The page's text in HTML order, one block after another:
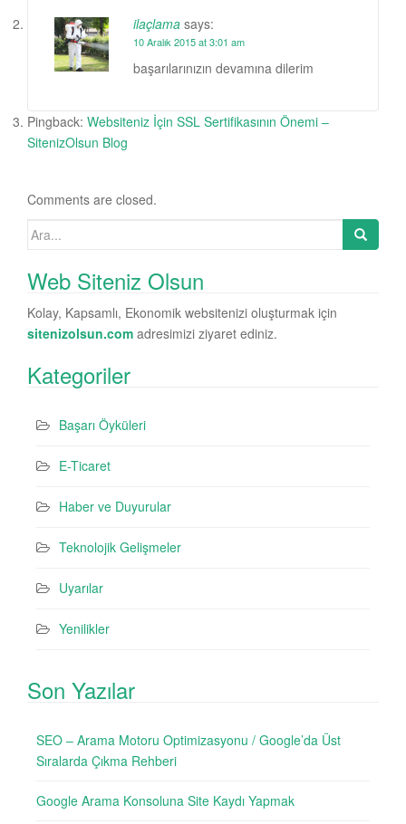
ilaçlama says:
10 Aralık 2015 at 3:01 am
başarılarınızın devamına dilerim
Pingback: Websiteniz İçin SSL Sertifikasının Önemi –
SitenizOlsun Blog
Comments are closed.
Search for:
Web Siteniz Olsun
Kolay, Kapsamlı, Ekonomik websitenizi oluşturmak için
sitenizolsun.com adresimizi ziyaret ediniz.
Kategoriler
Başarı Öyküleri
E-Ticaret
Haber ve Duyurular
Teknolojik Gelişmeler
Uyarılar
Yenilikler
Son Yazılar
SEO – Arama Motoru Optimizasyonu / Google’da Üst
Sıralarda Çıkma Rehberi
Google Arama Konsoluna Site Kaydı Yapmak